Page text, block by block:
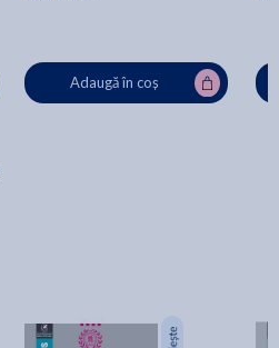
Adaugă în coș